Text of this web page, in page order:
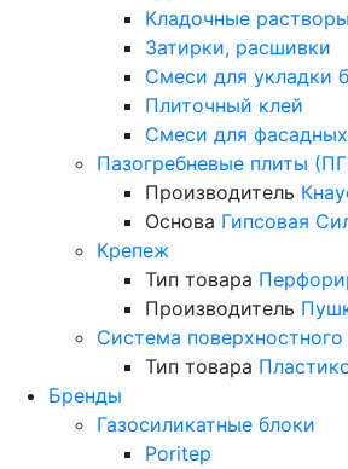
Кладочные растворы
Затирки, расшивки
Смеси для укладки
Плиточный клей
Смеси для
Пазогребневые плиты
Производитель
Основа Гипсовая
Крепеж
Тип товара
Производитель
Система
Тип товара
Бренды
Газосиликатные блоки
Poritep